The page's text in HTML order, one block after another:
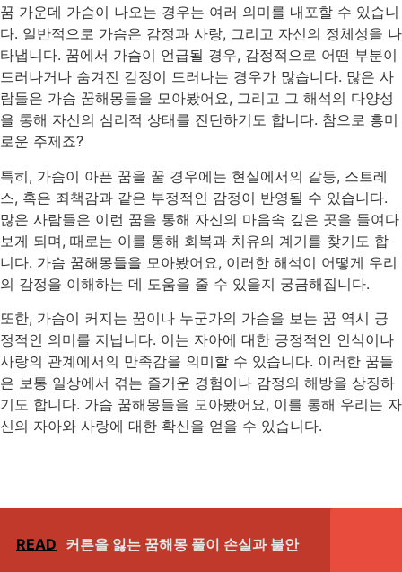
꿈 가운데 가슴이 나오는 경우는 여러 의미를 내포할 수 있습니
다. 일반적으로 가슴은 감정과 사랑, 그리고 자신의 정체성을 나
타냅니다. 꿈에서 가슴이 언급될 경우, 감정적으로 어떤 부분이
드러나거나 숨겨진 감정이 드러나는 경우가 많습니다. 많은 사
람들은 가슴 꿈해몽들을 모아봤어요, 그리고 그 해석의 다양성
을 통해 자신의 심리적 상태를 진단하기도 합니다. 참으로 흥미
로운 주제죠?
특히, 가슴이 아픈 꿈을 꿀 경우에는 현실에서의 갈등, 스트레
스, 혹은 죄책감과 같은 부정적인 감정이 반영될 수 있습니다.
많은 사람들은 이런 꿈을 통해 자신의 마음속 깊은 곳을 들여다
보게 되며, 때로는 이를 통해 회복과 치유의 계기를 찾기도 합
니다. 가슴 꿈해몽들을 모아봤어요, 이러한 해석이 어떻게 우리
의 감정을 이해하는 데 도움을 줄 수 있을지 궁금해집니다.
또한, 가슴이 커지는 꿈이나 누군가의 가슴을 보는 꿈 역시 긍
정적인 의미를 지닙니다. 이는 자아에 대한 긍정적인 인식이나
사랑의 관계에서의 만족감을 의미할 수 있습니다. 이러한 꿈들
은 보통 일상에서 겪는 즐거운 경험이나 감정의 해방을 상징하
기도 합니다. 가슴 꿈해몽들을 모아봤어요, 이를 통해 우리는 자
신의 자아와 사랑에 대한 확신을 얻을 수 있습니다.
READ 커튼을 잃는 꿈해몽 풀이 손실과 불안